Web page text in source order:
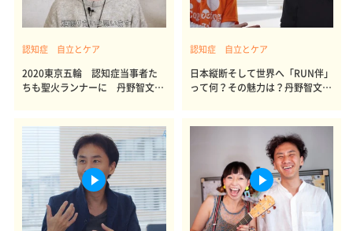
認知症 自立とケア
2020東京五輪 認知症当事者た
ちも聖火ランナーに 丹野智文ス
認知症 自立とケア
日本縦断そして世界へ「RUN伴」
って何？その魅力は？丹野智文ス